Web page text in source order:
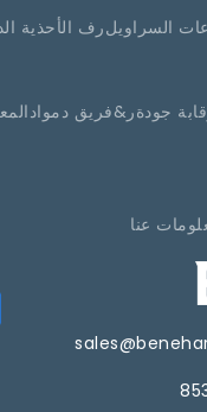
السراويلرف الأحذية
جودةر&فريق دمواد
عنا